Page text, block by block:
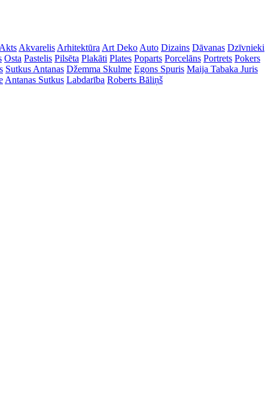
Akts Akvarelis Arhitektūra Art Deko Auto Dizains Dāvanas Dzīvnieki
Osta Pastelis Pilsēta Plakāti Plates Poparts Porcelāns Portrets Pokers
Sutkus Antanas Džemma Skulme Egons Spuris Maija Tabaka Juris
Antanas Sutkus Labdarība Roberts Bāliņš